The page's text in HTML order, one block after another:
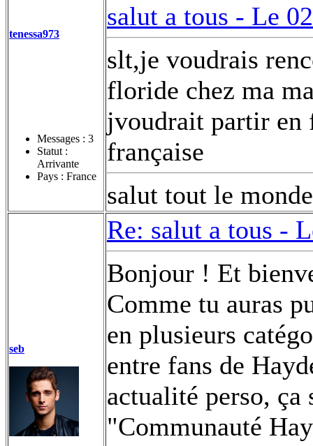
tenessa973
Messages : 3
Statut :
Arrivante
Pays : France
salut a tous - Le
slt,je voudrais
floride chez ma
jvoudrait partir en
française
salut tout le
seb
Re: salut a tous -
Bonjour ! Et
Comme tu auras
en plusieurs
entre fans de
actualité perso, ça
"Communauté